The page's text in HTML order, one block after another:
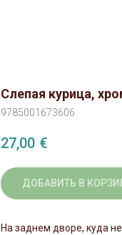
Слепая курица,
9785001673606
27,00 €
ДОБАВИТЬ В
На заднем дворе, куда